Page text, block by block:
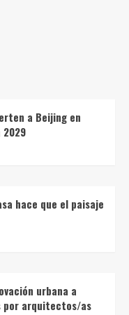
a Beijing en
hace que el paisaje
urbana a
por arquitectos/as